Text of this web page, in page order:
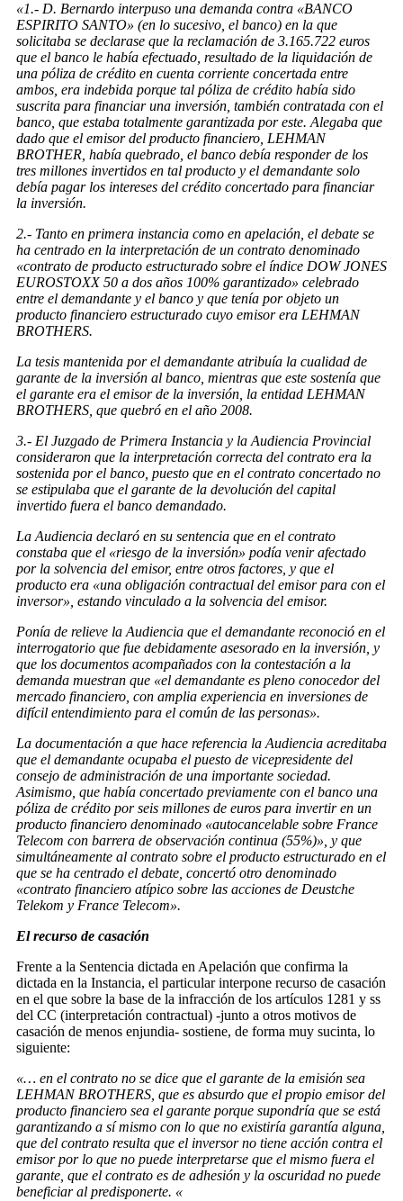
«1.- D. Bernardo interpuso una demanda contra «BANCO
ESPIRITO SANTO» (en lo sucesivo, el banco) en la que
solicitaba se declarase que la reclamación de 3.165.722 euros
que el banco le había efectuado, resultado de la liquidación de
una póliza de crédito en cuenta corriente concertada entre
ambos, era indebida porque tal póliza de crédito había sido
suscrita para financiar una inversión, también contratada con el
banco, que estaba totalmente garantizada por este. Alegaba que
dado que el emisor del producto financiero, LEHMAN
BROTHER, había quebrado, el banco debía responder de los
tres millones invertidos en tal producto y el demandante solo
debía pagar los intereses del crédito concertado para financiar
la inversión.
2.- Tanto en primera instancia como en apelación, el debate se
ha centrado en la interpretación de un contrato denominado
«contrato de producto estructurado sobre el índice DOW JONES
EUROSTOXX 50 a dos años 100% garantizado» celebrado
entre el demandante y el banco y que tenía por objeto un
producto financiero estructurado cuyo emisor era LEHMAN
BROTHERS.
La tesis mantenida por el demandante atribuía la cualidad de
garante de la inversión al banco, mientras que este sostenía que
el garante era el emisor de la inversión, la entidad LEHMAN
BROTHERS, que quebró en el año 2008.
3.- El Juzgado de Primera Instancia y la Audiencia Provincial
consideraron que la interpretación correcta del contrato era la
sostenida por el banco, puesto que en el contrato concertado no
se estipulaba que el garante de la devolución del capital
invertido fuera el banco demandado.
La Audiencia declaró en su sentencia que en el contrato
constaba que el «riesgo de la inversión» podía venir afectado
por la solvencia del emisor, entre otros factores, y que el
producto era «una obligación contractual del emisor para con el
inversor», estando vinculado a la solvencia del emisor.
Ponía de relieve la Audiencia que el demandante reconoció en el
interrogatorio que fue debidamente asesorado en la inversión, y
que los documentos acompañados con la contestación a la
demanda muestran que «el demandante es pleno conocedor del
mercado financiero, con amplia experiencia en inversiones de
difícil entendimiento para el común de las personas».
La documentación a que hace referencia la Audiencia acreditaba
que el demandante ocupaba el puesto de vicepresidente del
consejo de administración de una importante sociedad.
Asimismo, que había concertado previamente con el banco una
póliza de crédito por seis millones de euros para invertir en un
producto financiero denominado «autocancelable sobre France
Telecom con barrera de observación continua (55%)», y que
simultáneamente al contrato sobre el producto estructurado en el
que se ha centrado el debate, concertó otro denominado
«contrato financiero atípico sobre las acciones de Deustche
Telekom y France Telecom».
El recurso de casación
Frente a la Sentencia dictada en Apelación que confirma la
dictada en la Instancia, el particular interpone recurso de casación
en el que sobre la base de la infracción de los artículos 1281 y ss
del CC (interpretación contractual) -junto a otros motivos de
casación de menos enjundia- sostiene, de forma muy sucinta, lo
siguiente:
«… en el contrato no se dice que el garante de la emisión sea
LEHMAN BROTHERS, que es absurdo que el propio emisor del
producto financiero sea el garante porque supondría que se está
garantizando a sí mismo con lo que no existiría garantía alguna,
que del contrato resulta que el inversor no tiene acción contra el
emisor por lo que no puede interpretarse que el mismo fuera el
garante, que el contrato es de adhesión y la oscuridad no puede
beneficiar al predisponerte. «